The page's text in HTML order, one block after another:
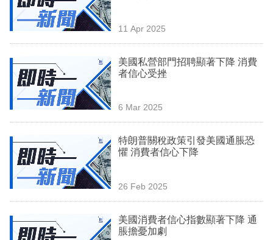
理
業
科
技
場
生
時
11 Apr 2025
美國私營部門招聘顯著下降 消費
者信心受挫
6 Mar 2025
特朗普關稅政策引發美國通脹恐
懼 消費者信心下降
26 Feb 2025
美國消費者信心指數顯著下降 通
脹擔憂加劇